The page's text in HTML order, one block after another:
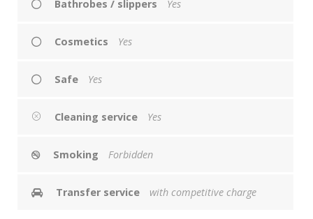
Bathrobes / slippers Yes
Cosmetics Yes
Safe Yes
Cleaning service Yes
Smoking Forbidden
Transfer service with competitive charge